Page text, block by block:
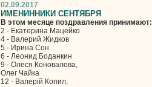
02.09.2017
ИМЕНИННИКИ СЕНТЯБРЯ
В этом месяце поздравления принимают:
2 - Екатерина Мацейко
4 - Валерий Жидков
5 - Ирина Сон
6 - Леонид Боданкин
9 - Олеся Коновалова,
Олег Чайка
12 - Валерій Копил,